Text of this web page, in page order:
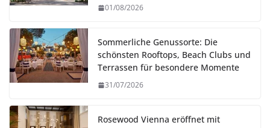
01/08/2026
Sommerliche Genussorte: Die
schönsten Rooftops, Beach Clubs und
Terrassen für besondere Momente
31/07/2026
Rosewood Vienna eröffnet mit